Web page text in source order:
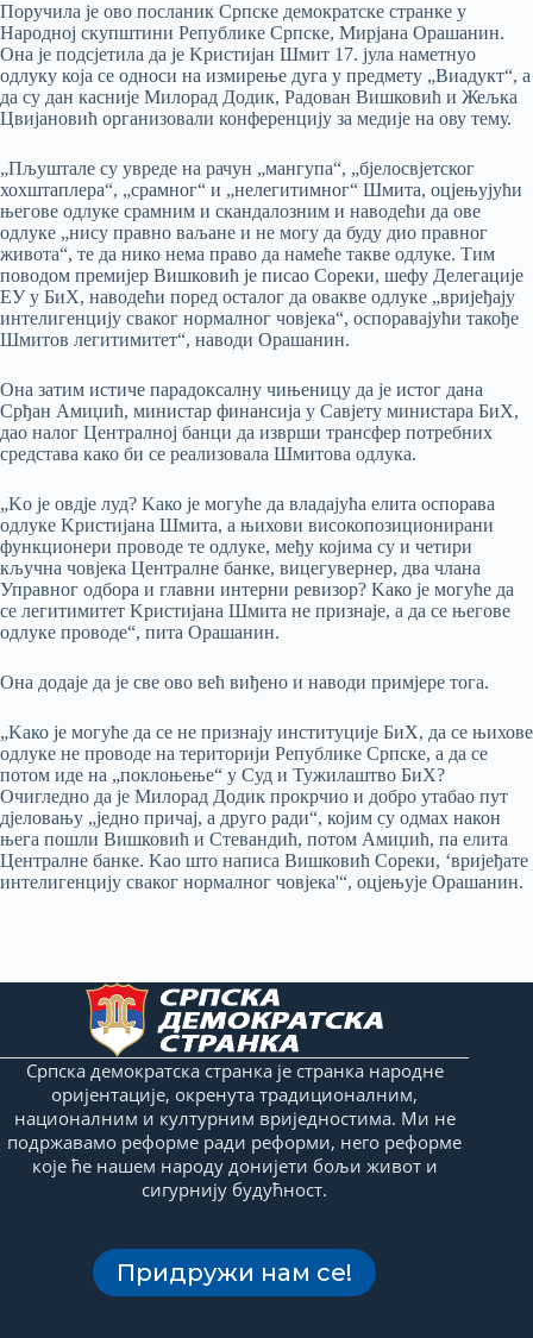
Поручила је ово посланик Српске демократске странке у
Народној скупштини Републике Српске, Мирјана Орашанин.
Она је подсјетила да је Kристијан Шмит 17. јула наметнуо
одлуку која се односи на измирење дуга у предмету „Виадукт“, а
да су дан касније Милорад Додик, Радован Вишковић и Жељка
Цвијановић организовали конференцију за медије на ову тему.
„Пљуштале су увреде на рачун „мангупа“, „бјелосвјетског
хохштаплера“, „срамног“ и „нелегитимног“ Шмита, оцјењујући
његове одлуке срамним и скандалозним и наводећи да ове
одлуке „нису правно ваљане и не могу да буду дио правног
живота“, те да нико нема право да намеће такве одлуке. Тим
поводом премијер Вишковић је писао Сореки, шефу Делегације
ЕУ у БиХ, наводећи поред осталог да овакве одлуке „вријеђају
интелигенцију сваког нормалног човјека“, оспоравајући такође
Шмитов легитимитет“, наводи Орашанин.
Она затим истиче парадоксалну чињеницу да је истог дана
Срђан Амиџић, министар финансија у Савјету министара БиХ,
дао налог Централној банци да изврши трансфер потребних
средстава како би се реализовала Шмитова одлука.
„Kо је овдје луд? Kако је могуће да владајућа елита оспорава
одлуке Kристијана Шмита, а њихови високопозиционирани
функционери проводе те одлуке, међу којима су и четири
кључна човјека Централне банке, вицегувернер, два члана
Управног одбора и главни интерни ревизор? Kако је могуће да
се легитимитет Kристијана Шмита не признаје, а да се његове
одлуке проводе“, пита Орашанин.
Она додаје да је све ово већ виђено и наводи примјере тога.
„Kако је могуће да се не признају институције БиХ, да се њихове
одлуке не проводе на територији Републике Српске, а да се
потом иде на „поклоњење“ у Суд и Тужилаштво БиХ?
Очигледно да је Милорад Додик прокрчио и добро утабао пут
дјеловању „једно причај, а друго ради“, којим су одмах након
њега пошли Вишковић и Стевандић, потом Амиџић, па елита
Централне банке. Kао што написа Вишковић Сореки, ‘вријеђате
интелигенцију сваког нормалног човјека'“, оцјењује Орашанин.
Српска демократска странка је странка народне
оријентације, окренута традиционалним,
националним и културним вриједностима. Ми не
подржавамо реформе ради реформи, него реформе
које ће нашем народу донијети бољи живот и
сигурнију будућност.
Придружи нам се!